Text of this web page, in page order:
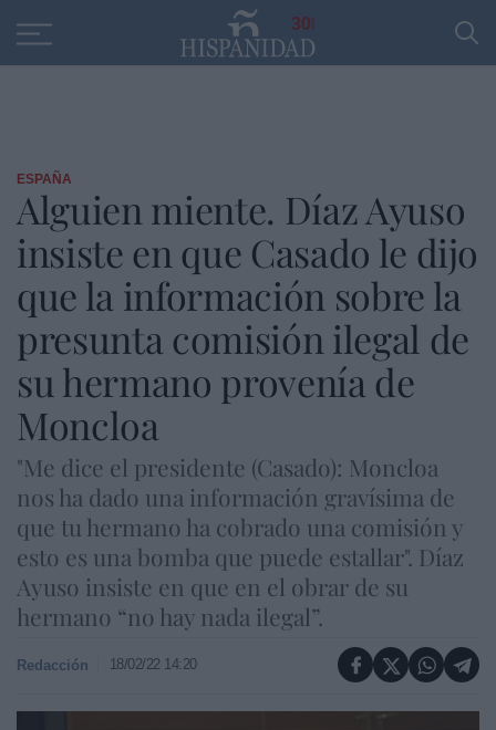
30
ESPAÑA
Alguien miente. Díaz Ayuso
insiste en que Casado le dijo
que la información sobre la
presunta comisión ilegal de
su hermano provenía de
Moncloa
"Me dice el presidente (Casado): Moncloa
nos ha dado una información gravísima de
que tu hermano ha cobrado una comisión y
esto es una bomba que puede estallar". Díaz
Ayuso insiste en que en el obrar de su
hermano “no hay nada ilegal”.
Redacción 18/02/22 14:20